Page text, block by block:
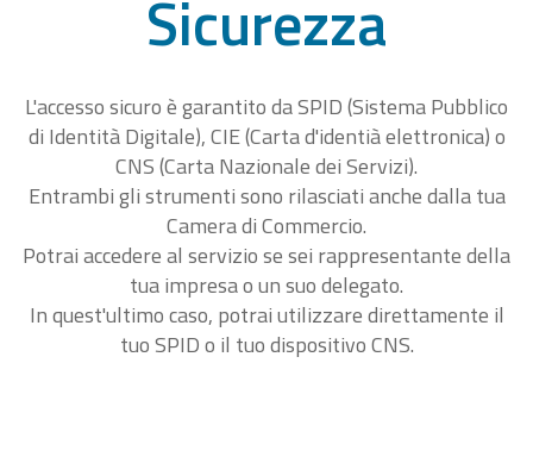
Sicurezza
L'accesso sicuro è garantito da SPID (Sistema Pubblico
di Identità Digitale), CIE (Carta d'identià elettronica) o
CNS (Carta Nazionale dei Servizi).
Entrambi gli strumenti sono rilasciati anche dalla tua
Camera di Commercio.
Potrai accedere al servizio se sei rappresentante della
tua impresa o un suo delegato.
In quest'ultimo caso, potrai utilizzare direttamente il
tuo SPID o il tuo dispositivo CNS.